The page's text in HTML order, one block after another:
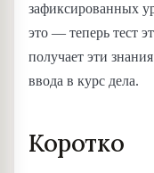
зафиксированных
это — теперь тест
получает эти
ввода в курс дела.
Коротко